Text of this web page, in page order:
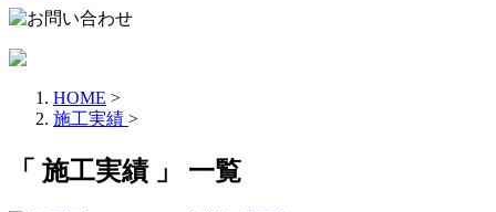
HOME >
施工実績 >
「 施工実績 」 一覧